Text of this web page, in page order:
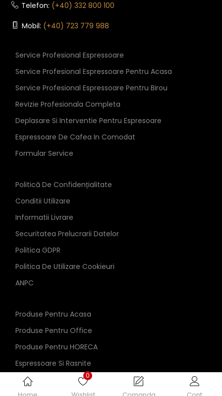
0
Telefon: (+40) 332 800 100
Mobil: (+40) 723 779 988
Service Profesional Espressoare
Service Profesional Espressoare Pentru Acasa
Service Profesional Espressoare Pentru Birou
Revizie Profesionala Completa
Deplasare Si Interventie Pentru Espresoare
Espressoare De Cafea In Comodat
Formular Service
Politică De Confidențialitate
Conditii Utilizare
Informatii Livrare
Securitatea Prelucrarii Datelor
Politica GDPR
Politica De Utilizare Cookieuri
ANPC
Produse Pentru Acasa
Produse Pentru Office
Produse Pentru HORECA
Espressoare Si Rasnite